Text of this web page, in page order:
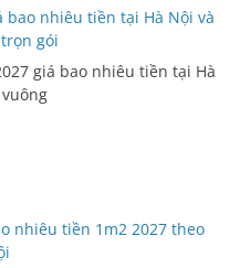
nhiêu tiền tại Hà Nội và
gói
giá bao nhiêu tiền tại Hà
nhiêu tiền 1m2 2027 theo